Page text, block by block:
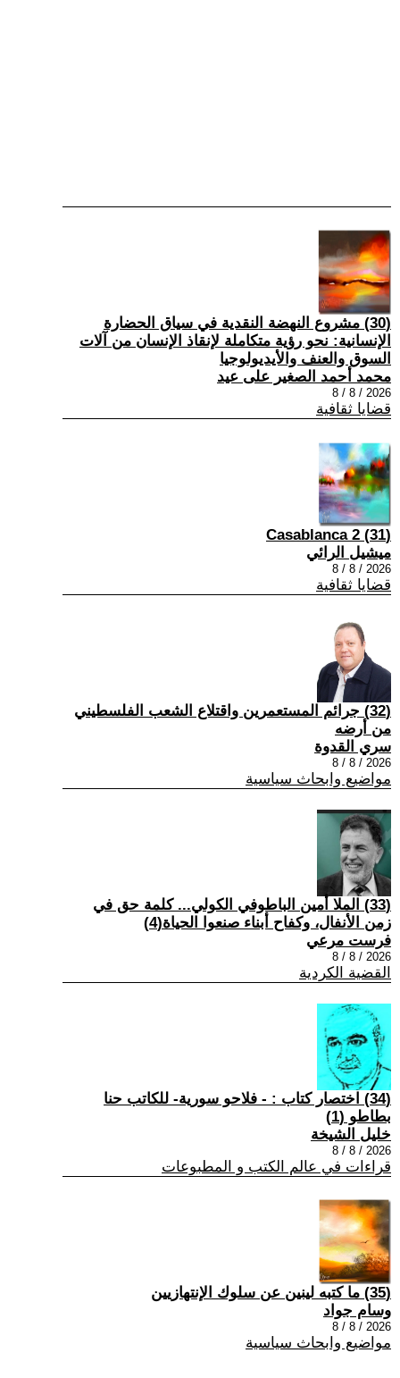
(30) مشروع النهضة النقدية في سياق الحضارة
الإنسانية: نحو رؤية متكاملة لإنقاذ الإنسان من آلات
السوق والعنف والأيديولوجيا
محمد أحمد الصغير على عيد
2026 / 8 / 8
قضايا ثقافية
(31) Casablanca 2
ميشيل الرائي
2026 / 8 / 8
قضايا ثقافية
(32) جرائم المستعمرين واقتلاع الشعب الفلسطيني
من أرضه
سري القدوة
2026 / 8 / 8
مواضيع وابحاث سياسية
(33) الملا أمين الباطوفي الكولي... كلمة حق في
زمن الأنفال، وكفاح أبناء صنعوا الحياة(4)
فرست مرعي
2026 / 8 / 8
القضية الكردية
(34) اختصار كتاب : - فلاحو سورية- للكاتب حنا
بطاطو (1)
خليل الشيخة
2026 / 8 / 8
قراءات في عالم الكتب و المطبوعات
(35) ما كتبه لينين عن سلوك الإنتهازيين
وسام جواد
2026 / 8 / 8
مواضيع وابحاث سياسية